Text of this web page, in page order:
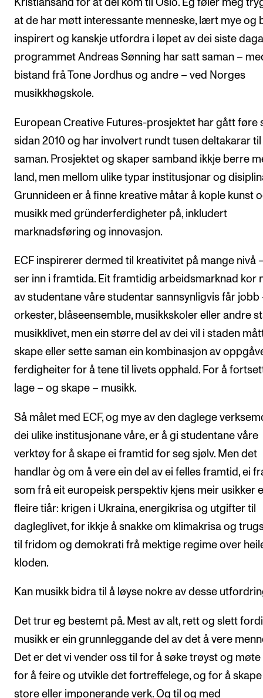
Studentutvalet SUT
Biblioteket
Organisasjon
Hvem gjør hva i administrasjonen?
Kristiansand for at dei kom til Oslo. Eg føler meg
at de har møtt interessante menneske, lært mye og
inspirert og kanskje utfordra i løpet av dei siste
programmet Andreas Sønning har satt saman –
bistand frå Tone Jordhus og andre – ved Norges
musikkhøgskole.
European Creative Futures-prosjektet har gått føre
sidan 2010 og har involvert rundt tusen deltakarar til
saman. Prosjektet og skaper samband ikkje berre
land, men mellom ulike typar institusjonar og
Grunnideen er å finne kreative måtar å kople kunst
musikk med gründerferdigheter på, inkludert
marknadsføring og innovasjon.
ECF inspirerer dermed til kreativitet på mange nivå
ser inn i framtida. Eit framtidig arbeidsmarknad kor
av studentane våre studentar sannsynligvis får jobb
orkester, blåseensemble, musikkskoler eller andre
musikklivet, men ein større del av dei vil i staden
skape eller sette saman ein kombinasjon av
ferdigheiter for å tene til livets opphald. For å
lage – og skape – musikk.
Så målet med ECF, og mye av den daglege
dei ulike institusjonane våre, er å gi studentane våre
verktøy for å skape ei framtid for seg sjølv. Men det
handlar òg om å vere ein del av ei felles framtid, ei
som frå eit europeisk perspektiv kjens meir usikker
fleire tiår: krigen i Ukraina, energikrisa og utgifter til
dagleglivet, for ikkje å snakke om klimakrisa og
til fridom og demokrati frå mektige regime over
kloden.
Kan musikk bidra til å løyse nokre av desse
Det trur eg bestemt på. Mest av alt, rett og slett fordi
musikk er ein grunnleggande del av det å vere
Det er det vi vender oss til for å søke trøyst og møte
for å feire og utvikle det fortreffelege, og for å skape
store eller imponerande verk. Og til og med